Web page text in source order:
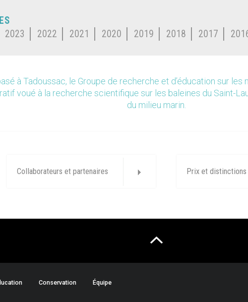
2023 2022 2021 2020 2019 2018 2017
à Tadoussac, le Groupe de recherche et d’éducation sur
voué à la recherche scientifique sur les baleines du Saint-
du milieu marin.
Collaborateurs et partenaires Prix et distinctions
Conservation Équipe